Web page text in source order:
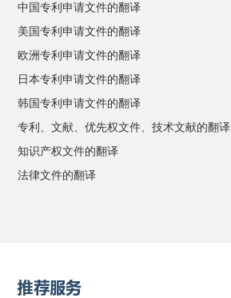
中国专利申请文件的翻译
美国专利申请文件的翻译
欧洲专利申请文件的翻译
日本专利申请文件的翻译
韩国专利申请文件的翻译
专利、文献、优先权文件、技术文献的翻译
知识产权文件的翻译
法律文件的翻译
推荐服务